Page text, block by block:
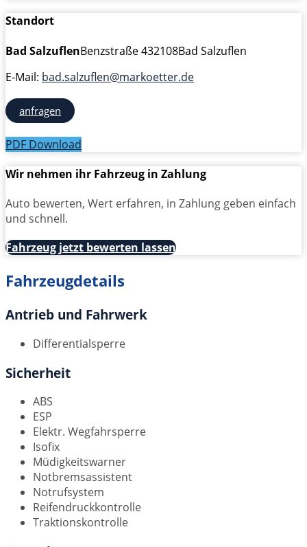
Standort
Bad SalzuflenBenzstraße 432108Bad Salzuflen
E-Mail: bad.salzuflen@markoetter.de
anfragen
PDF Download
Wir nehmen ihr Fahrzeug in Zahlung
Auto bewerten, Wert erfahren, in Zahlung geben einfach
und schnell.
Fahrzeug jetzt bewerten lassen
Fahrzeugdetails
Antrieb und Fahrwerk
Differentialsperre
Sicherheit
ABS
ESP
Elektr. Wegfahrsperre
Isofix
Müdigkeitswarner
Notbremsassistent
Notrufsystem
Reifendruckkontrolle
Traktionskontrolle